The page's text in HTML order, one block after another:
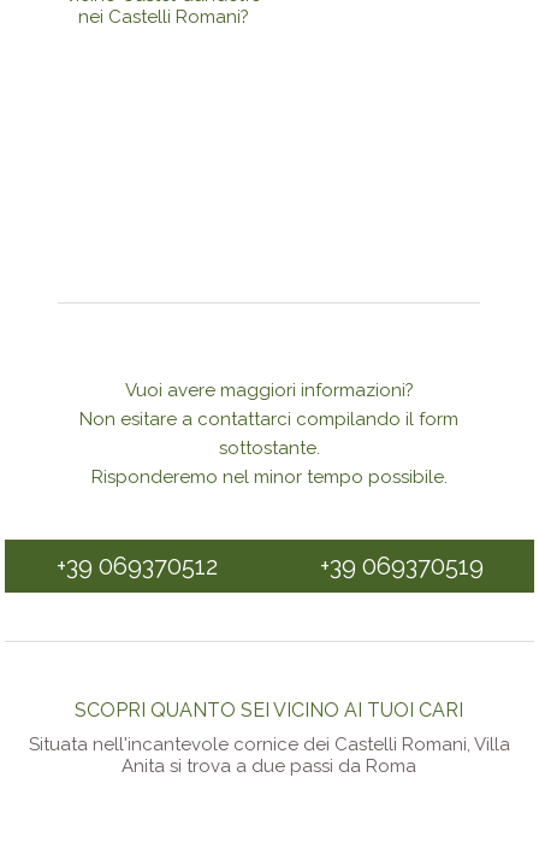
nei Castelli Romani?
Vuoi avere maggiori informazioni?
Non esitare a contattarci compilando il form
sottostante.
Risponderemo nel minor tempo possibile.
+39 069370512 +39 069370519
SCOPRI QUANTO SEI VICINO AI TUOI CARI
Situata nell'incantevole cornice dei Castelli Romani, Villa
Anita si trova a due passi da Roma